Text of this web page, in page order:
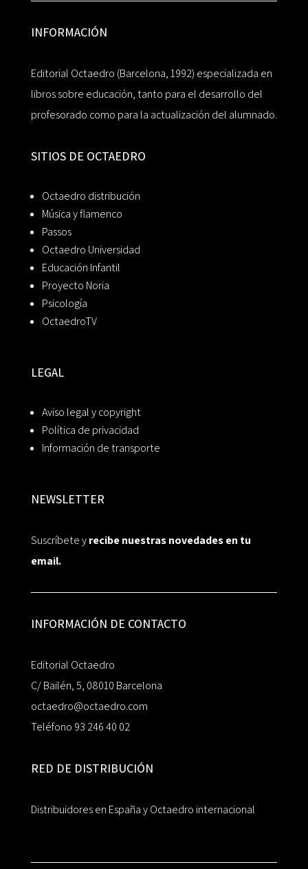
INFORMACIÓN
Editorial Octaedro (Barcelona, 1992) especializada en
libros sobre educación, tanto para el desarrollo del
profesorado como para la actualización del alumnado.
SITIOS DE OCTAEDRO
Octaedro distribución
Música y flamenco
Passos
Octaedro Universidad
Educación Infantil
Proyecto Noria
Psicología
OctaedroTV
LEGAL
Aviso legal y copyright
Política de privacidad
Información de transporte
NEWSLETTER
Suscríbete yrecibe nuestras novedades en tu
email.
INFORMACIÓN DE CONTACTO
Editorial Octaedro
C/ Bailén, 5, 08010 Barcelona
octaedro@octaedro.com
Teléfono 93 246 40 02
RED DE DISTRIBUCIÓN
Distribuidores en España y Octaedro internacional